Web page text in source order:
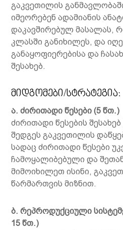
გაკვეთილის
იმეორებენ ადამიანის
დაკავშირებულ მასალას,
კლასში განიხილეს, და
განაყოფიერებისა და
შესახებ.
მიდგომები/სტრატეგია:
ა.ძირითადი წესები (5 წთ.)
ძირითადი წესების
შედგეს გაკვეთილის
სადაც ძირითადი წესები
ჩამოყალიბებული და
მიმოიხილეთ ისინი,
წარმართვის მიზნით.
ბ. რეპროდუქციული
15 წთ.)